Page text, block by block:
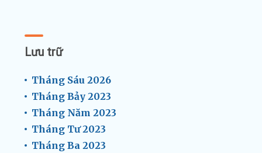
Lưu trữ
Tháng Sáu 2026
Tháng Bảy 2023
Tháng Năm 2023
Tháng Tư 2023
Tháng Ba 2023